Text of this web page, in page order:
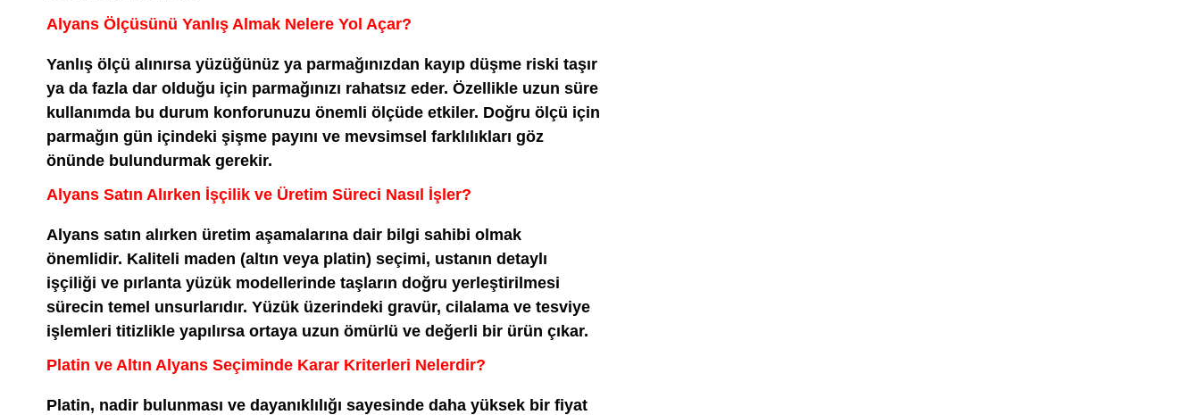
Alyans Ölçüsünü Yanlış Almak Nelere Yol Açar?
Yanlış ölçü alınırsa yüzüğünüz ya parmağınızdan kayıp düşme riski taşır
ya da fazla dar olduğu için parmağınızı rahatsız eder. Özellikle uzun süre
kullanımda bu durum konforunuzu önemli ölçüde etkiler. Doğru ölçü için
parmağın gün içindeki şişme payını ve mevsimsel farklılıkları göz
önünde bulundurmak gerekir.
Alyans Satın Alırken İşçilik ve Üretim Süreci Nasıl İşler?
Alyans satın alırken üretim aşamalarına dair bilgi sahibi olmak
önemlidir. Kaliteli maden (altın veya platin) seçimi, ustanın detaylı
işçiliği ve pırlanta yüzük modellerinde taşların doğru yerleştirilmesi
sürecin temel unsurlarıdır. Yüzük üzerindeki gravür, cilalama ve tesviye
işlemleri titizlikle yapılırsa ortaya uzun ömürlü ve değerli bir ürün çıkar.
Platin ve Altın Alyans Seçiminde Karar Kriterleri Nelerdir?
Platin, nadir bulunması ve dayanıklılığı sayesinde daha yüksek bir fiyat